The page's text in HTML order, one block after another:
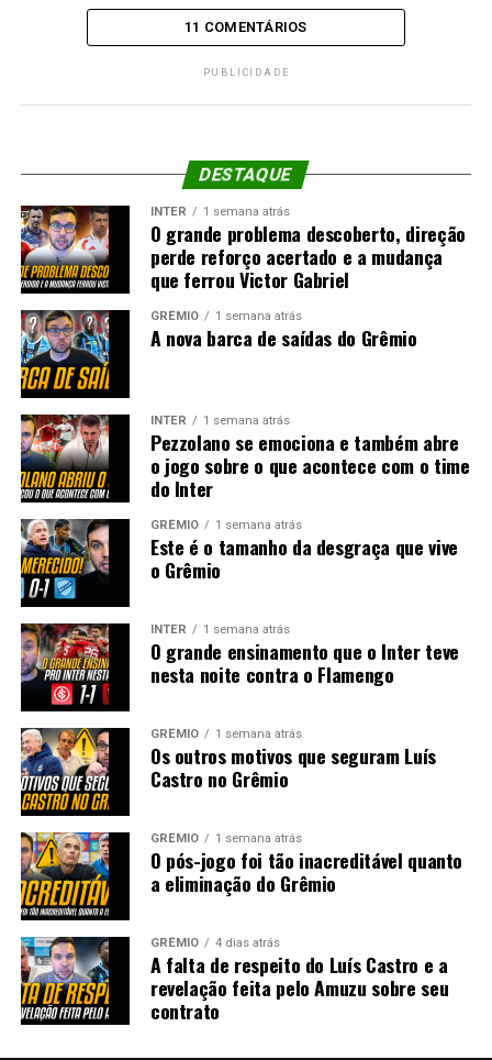
11 COMENTÁRIOS
PUBLICIDADE
DESTAQUE
INTER 1 semana atrás
O grande problema descoberto, direção
perde reforço acertado e a mudança
que ferrou Victor Gabriel
GRÊMIO 1 semana atrás
A nova barca de saídas do Grêmio
INTER 1 semana atrás
Pezzolano se emociona e também abre
o jogo sobre o que acontece com o time
do Inter
GRÊMIO 1 semana atrás
Este é o tamanho da desgraça que vive
o Grêmio
INTER 1 semana atrás
O grande ensinamento que o Inter teve
nesta noite contra o Flamengo
GRÊMIO 1 semana atrás
Os outros motivos que seguram Luís
Castro no Grêmio
GRÊMIO 1 semana atrás
O pós-jogo foi tão inacreditável quanto
a eliminação do Grêmio
GRÊMIO 4 dias atrás
A falta de respeito do Luís Castro e a
revelação feita pelo Amuzu sobre seu
contrato